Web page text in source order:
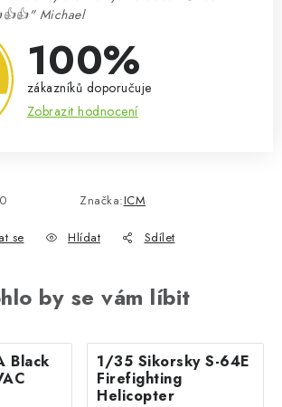
Michael
100%
zákazníků doporučuje
Zobrazit hodnocení
Značka:ICM
se Hlídat Sdílet
by se vám líbit
Black
1/35 Sikorsky S-64E
Firefighting
Helicopter